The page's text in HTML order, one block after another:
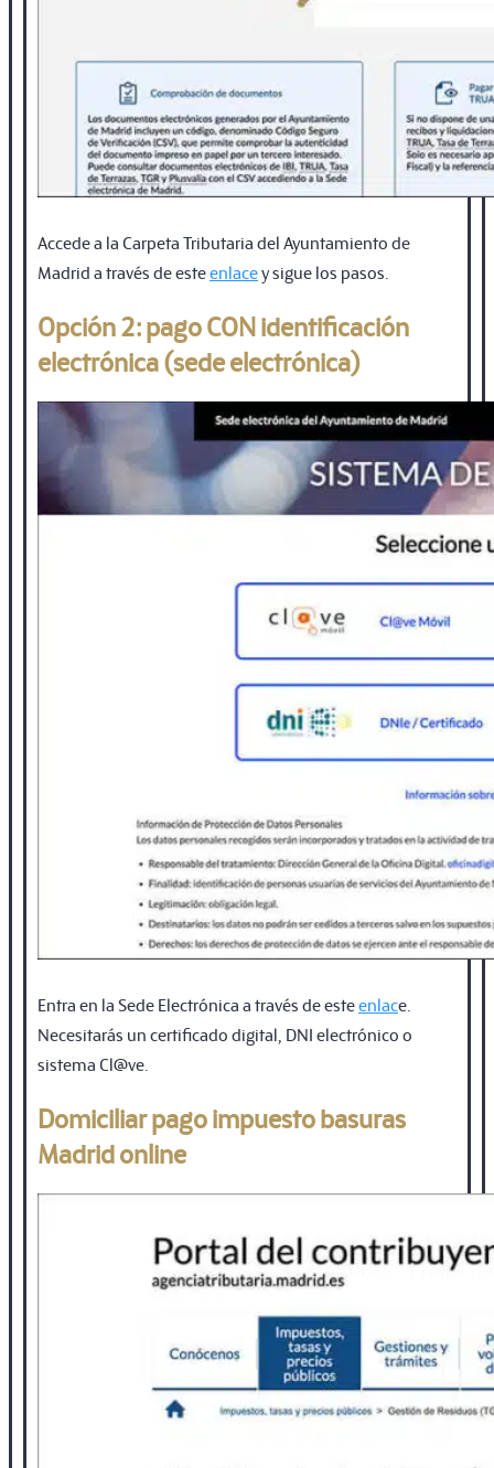
Accede a la Carpeta Tributaria del Ayuntamiento de
Madrid a través de esteenlacey sigue los pasos.
Opción 2: pago CON identificación
electrónica (sede electrónica)
Entra en la Sede Electrónica a través de esteenlace.
Necesitarás un certificado digital, DNI electrónico o
sistema Cl@ve.
Domiciliar pago impuesto basuras
Madrid online